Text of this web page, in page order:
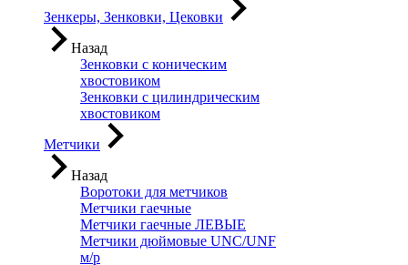
Зенкеры, Зенковки, Цековки
Назад
Зенковки с коническим
хвостовиком
Зенковки с цилиндрическим
хвостовиком
Метчики
Назад
Воротоки для метчиков
Метчики гаечные
Метчики гаечные ЛЕВЫЕ
Метчики дюймовые UNC/UNF
м/р